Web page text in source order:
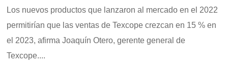
Los nuevos productos que lanzaron al mercado en el 2022
permitirían que las ventas de Texcope crezcan en 15 % en
el 2023, afirma Joaquín Otero, gerente general de
Texcope....